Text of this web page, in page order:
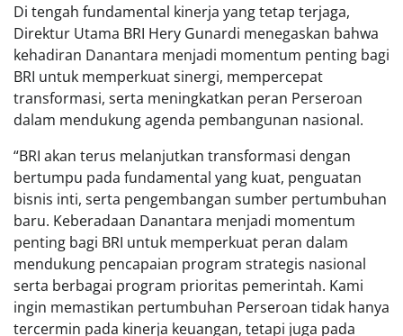
Di tengah fundamental kinerja yang tetap terjaga,
Direktur Utama BRI Hery Gunardi menegaskan bahwa
kehadiran Danantara menjadi momentum penting bagi
BRI untuk memperkuat sinergi, mempercepat
transformasi, serta meningkatkan peran Perseroan
dalam mendukung agenda pembangunan nasional.
“BRI akan terus melanjutkan transformasi dengan
bertumpu pada fundamental yang kuat, penguatan
bisnis inti, serta pengembangan sumber pertumbuhan
baru. Keberadaan Danantara menjadi momentum
penting bagi BRI untuk memperkuat peran dalam
mendukung pencapaian program strategis nasional
serta berbagai program prioritas pemerintah. Kami
ingin memastikan pertumbuhan Perseroan tidak hanya
tercermin pada kinerja keuangan, tetapi juga pada